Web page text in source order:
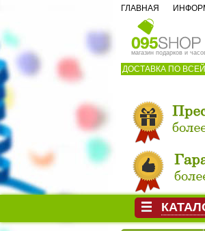
магазин подарков и
ДОСТАВКА ПО
ГЛАВНАЯ